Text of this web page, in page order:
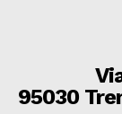
95030